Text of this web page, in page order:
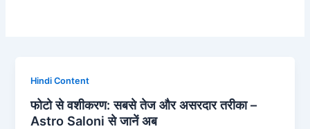
Hindi Content
फोटो से वशीकरण: सबसे तेज और असरदार तरीका –
Astro Saloni से जानें अब